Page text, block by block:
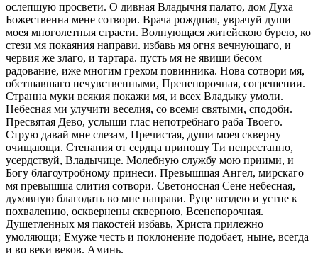
ослепшую просвети. О дивная Владычня палато, дом Духа
Божественна мене сотвори. Врача рождшая, уврачуй души
моея многолетныя страсти. Волнующася житейскою бурею, ко
стези мя покаяния направи. избавь мя огня вечнующаго, и
червия же злаго, и тартара. пусть мя не явиши бесом
радование, иже многим грехом повинника. Нова сотвори мя,
обетшавшаго нечувственными, Пренепорочная, согрешении.
Странна муки всякия покажи мя, и всех Владыку умоли.
Небесная ми улучити веселия, со всеми святыми, сподоби.
Пресвятая Дево, услыши глас непотребнаго раба Твоего.
Струю давай мне слезам, Пречистая, души моея скверну
очищающи. Стенания от сердца приношу Ти непрестанно,
усердствуй, Владычице. Молебную службу мою приими, и
Богу благоутробному принеси. Превышшая Ангел, мирскаго
мя превышша слития сотвори. Светоносная Сене небесная,
духовную благодать во мне направи. Руце воздею и устне к
похвалению, осквернены скверною, Всенепорочная.
Душетленных мя пакостей избавь, Христа прилежно
умоляющи; Емуже честь и поклонение подобает, ныне, всегда
и во веки веков. Аминь.